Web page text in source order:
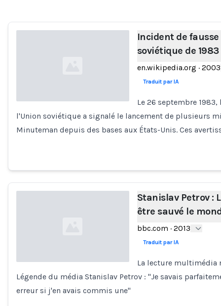
Incident de
soviétique de 1983
en.wikipedia.org · 2003
Traduit par IA
Le 26 septembre
l'Union soviétique a signalé le lancement de plusieurs
Minuteman depuis des bases aux États-Unis. Ces
Loading...
Stanislav Petrov :
être sauvé le
bbc.com · 2013
Traduit par IA
La lecture multimédia
Légende du média Stanislav Petrov : ''Je savais
erreur si j'en avais commis une''